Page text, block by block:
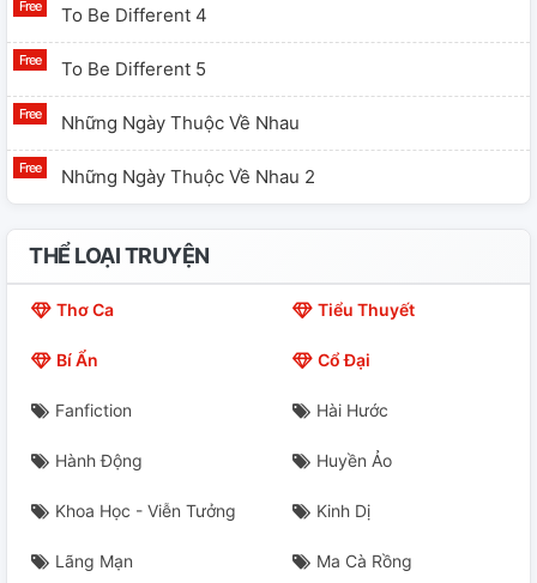
To Be Different 4
To Be Different 5
Những Ngày Thuộc Về Nhau
Những Ngày Thuộc Về Nhau 2
THỂ LOẠI TRUYỆN
Thơ Ca Tiểu Thuyết
Bí Ẩn Cổ Đại
Fanfiction Hài Hước
Hành Động Huyền Ảo
Khoa Học - Viễn Tưởng Kinh Dị
Lãng Mạn Ma Cà Rồng